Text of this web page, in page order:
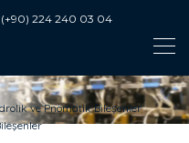
(+90) 224 240 03 04
ve Pnömatik Bileşenler